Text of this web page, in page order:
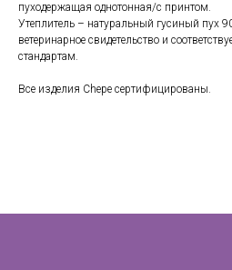
пуходержащая однотонная/с принтом.
Утеплитель – натуральный гусиный пух
ветеринарное свидетельство и
стандартам.
Все изделия Chepe сертифицированы.